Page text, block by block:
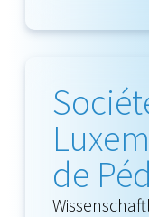
de